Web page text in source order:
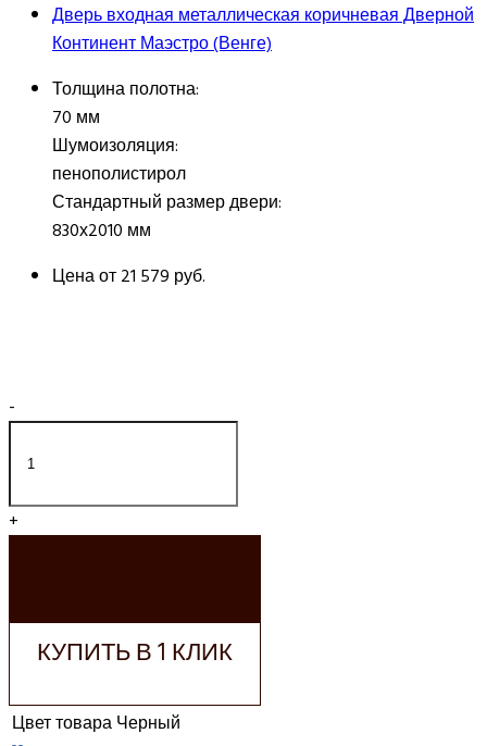
Дверь входная металлическая коричневая Дверной
Континент Маэстро (Венге)
Толщина полотна:
70 мм
Шумоизоляция:
пенополистирол
Стандартный размер двери:
830х2010 мм
Цена от21 579 руб.
-
+
КУПИТЬ В 1 КЛИК
Цвет товараЧерный